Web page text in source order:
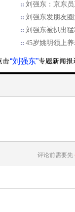
刘强东：京东
刘强东发朋友
刘强东被扒出
45岁姚明领上
“刘强东”
评论前需要先